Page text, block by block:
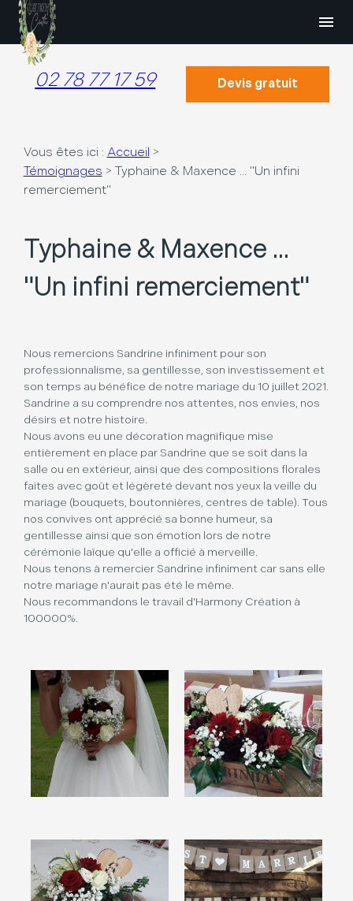
menu
02 78 77 17 59 Devis gratuit
Vous êtes ici : Accueil >
Témoignages > Typhaine & Maxence ... "Un infini
remerciement"
Typhaine & Maxence ...
"Un infini remerciement"
Nous remercions Sandrine infiniment pour son
professionnalisme, sa gentillesse, son investissement et
son temps au bénéfice de notre mariage du 10 juillet 2021.
Sandrine a su comprendre nos attentes, nos envies, nos
désirs et notre histoire.
Nous avons eu une décoration magnifique mise
entièrement en place par Sandrine que se soit dans la
salle ou en extérieur, ainsi que des compositions florales
faites avec goût et légèreté devant nos yeux la veille du
mariage (bouquets, boutonnières, centres de table). Tous
nos convives ont apprécié sa bonne humeur, sa
gentillesse ainsi que son émotion lors de notre
cérémonie laïque qu'elle a officié à merveille.
Nous tenons à remercier Sandrine infiniment car sans elle
notre mariage n'aurait pas été le même.
Nous recommandons le travail d'Harmony Création à
100000%.
Panneau de gestion des cookies